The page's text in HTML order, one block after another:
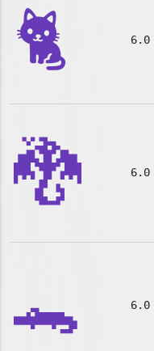
🐈 6.0
🐉 6.0
🐊 6.0